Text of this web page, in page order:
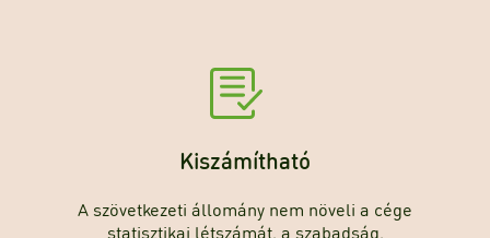
Kiszámítható
A szövetkezeti állomány nem növeli a cége
statisztikai létszámát, a szabadság,